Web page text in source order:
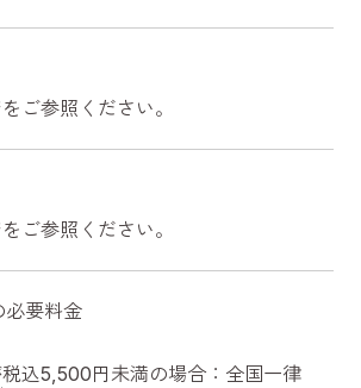
ご参照ください。
ご参照ください。
必要料金
込5,500円未満の場合：全国一律